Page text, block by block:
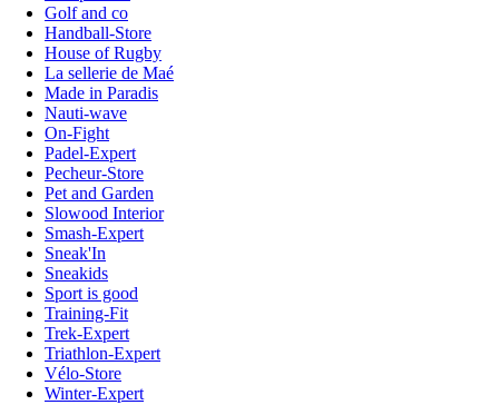
Golf and co
Handball-Store
House of Rugby
La sellerie de Maé
Made in Paradis
Nauti-wave
On-Fight
Padel-Expert
Pecheur-Store
Pet and Garden
Slowood Interior
Smash-Expert
Sneak'In
Sneakids
Sport is good
Training-Fit
Trek-Expert
Triathlon-Expert
Vélo-Store
Winter-Expert